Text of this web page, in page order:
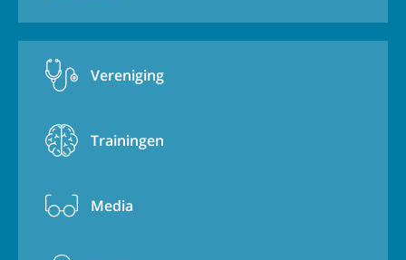
Vereniging
Trainingen
Media